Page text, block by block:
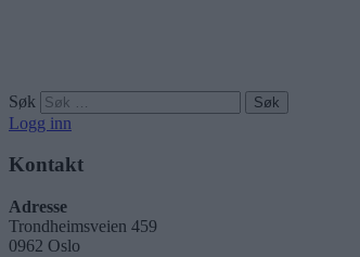
Søk
Logg inn
Kontakt
Adresse
Trondheimsveien 459
0962 Oslo